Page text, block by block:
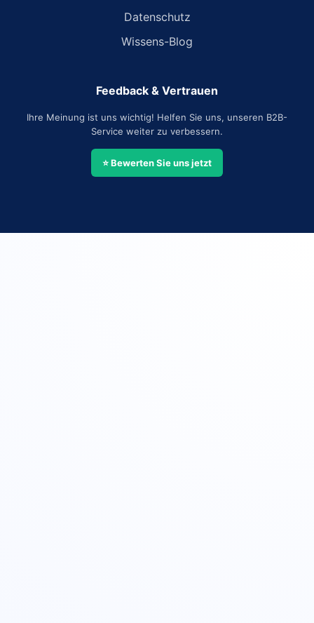
Datenschutz
Wissens-Blog
Feedback & Vertrauen
Ihre Meinung ist uns wichtig! Helfen Sie uns, unseren B2B-
Service weiter zu verbessern.
⭐ Bewerten Sie uns jetzt